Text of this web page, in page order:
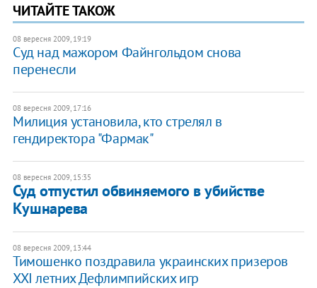
ЧИТАЙТЕ ТАКОЖ
08 вересня 2009, 19:19
Суд над мажором Файнгольдом снова
перенесли
08 вересня 2009, 17:16
Милиция установила, кто стрелял в
гендиректора "Фармак"
08 вересня 2009, 15:35
Суд отпустил обвиняемого в убийстве
Кушнарева
08 вересня 2009, 13:44
Тимошенко поздравила украинских призеров
XXI летних Дефлимпийских игр